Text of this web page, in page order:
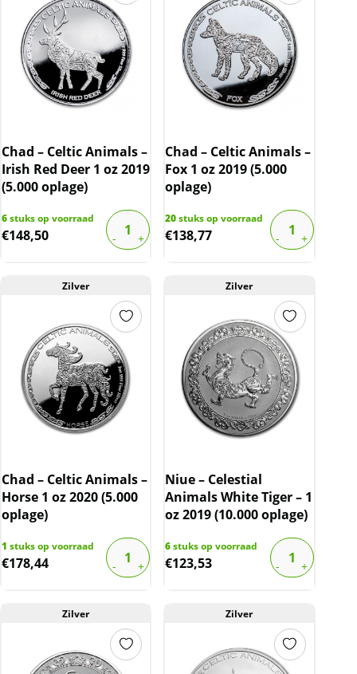
Chad – Celtic Animals –
Irish Red Deer 1 oz 2019
(5.000 oplage)
6stuks op voorraad
€148,50
Chad – Celtic Animals –
Fox 1 oz 2019 (5.000
oplage)
20stuks op voorraad
€138,77
Zilver
Chad – Celtic Animals –
Horse 1 oz 2020 (5.000
oplage)
1 stuks op voorraad
€178,44
Zilver
Niue – Celestial
Animals White Tiger – 1
oz 2019 (10.000 oplage)
6stuks op voorraad
€123,53
Zilver Zilver